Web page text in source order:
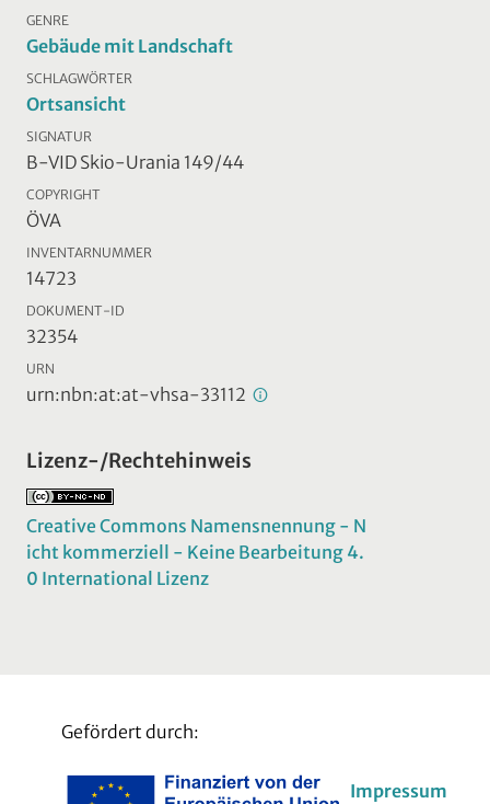
GENRE
Gebäude mit Landschaft
SCHLAGWÖRTER
Ortsansicht
SIGNATUR
B-VID Skio-Urania 149/44
COPYRIGHT
ÖVA
INVENTARNUMMER
14723
DOKUMENT-ID
32354
URN
urn:nbn:at:at-vhsa-33112
Lizenz-/Rechtehinweis
Creative Commons Namensnennung - N
icht kommerziell - Keine Bearbeitung 4.
0 International Lizenz
Gefördert durch:
Impressum